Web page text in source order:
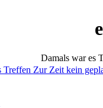
Damals war es
Zur Zeit kein